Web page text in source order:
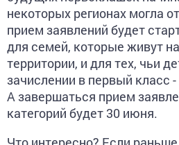
некоторых регионах могла
прием заявлений будет
для семей, которые живут
территории, и для тех, чьи
зачислении в первый класс
А завершаться прием
категорий будет 30 июня.